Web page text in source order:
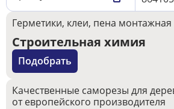
Герметики, клеи, пена монтажная
Строительная химия
Подобрать
Качественные саморезы для
от европейского производителя